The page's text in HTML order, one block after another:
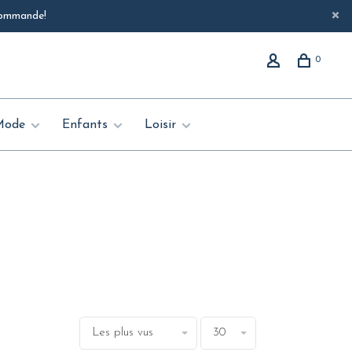
0
Enfants Loisir
Les plus vus 30